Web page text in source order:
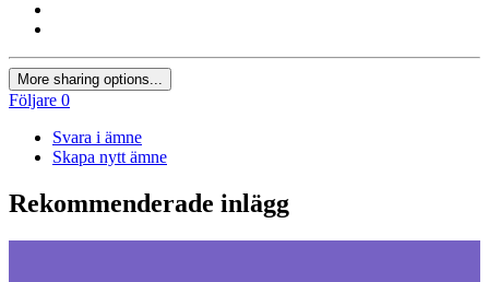
More sharing options...
Följare 0
Svara i ämne
Skapa nytt ämne
Rekommenderade inlägg